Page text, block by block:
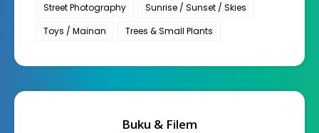
Street Photography
Sunrise / Sunset / Skies
Toys / Mainan
Trees & Small Plants
Buku & Filem